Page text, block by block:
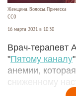
Женщина. Волосы. Прическа
СС0
16 марта 2021 в 10:30
Врач-терапевт
"Пятому каналу
анемии,
сниженному